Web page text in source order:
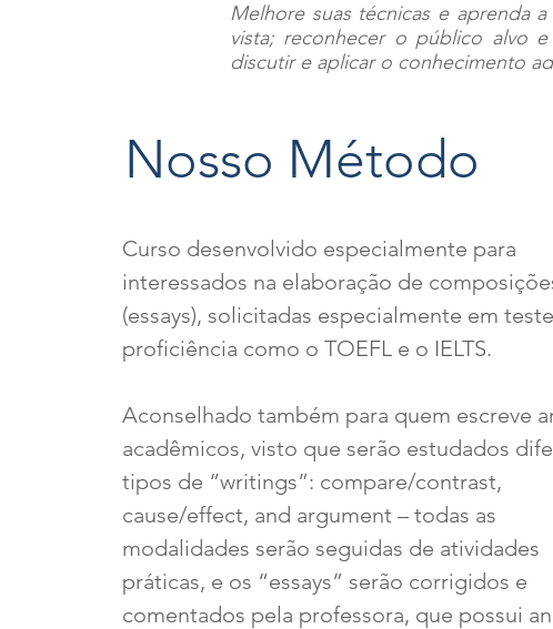
Melhore suas técnicas e aprenda
vista; reconhecer o público alvo
discutir e aplicar o conhecimento
Nosso Método
Curso desenvolvido especialmente para
interessados na elaboração de
(essays), solicitadas especialmente em
proficiência como o TOEFL e o IELTS.
Aconselhado também para quem escreve
acadêmicos, visto que serão estudados
tipos de “writings”: compare/contrast,
cause/effect, and argument – todas as
modalidades serão seguidas de atividades
práticas, e os “essays” serão corrigidos e
comentados pela professora, que possui